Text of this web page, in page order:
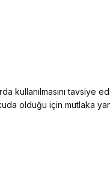
kullanılmasını tavsiye
olduğu için mutlaka